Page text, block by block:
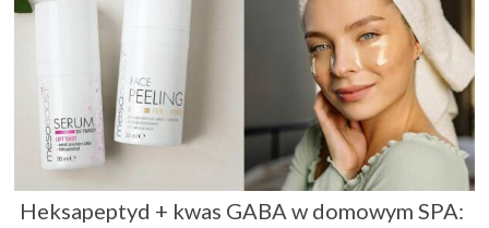
Heksapeptyd + kwas GABA w domowym SPA: